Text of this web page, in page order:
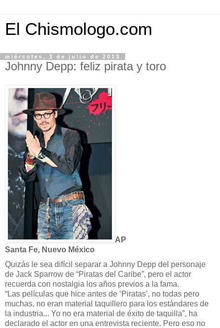
El Chismologo.com
miércoles, 3 de julio de 2013
Johnny Depp: feliz pirata y toro
AP
Santa Fe, Nuevo México
Quizás le sea difícil separar a Johnny Depp del personaje
de Jack Sparrow de “Piratas del Caribe”, pero el actor
recuerda con nostalgia los años previos a la fama.
“Las películas que hice antes de ‘Piratas’, no todas pero
muchas, no eran material taquillero para los estándares de
la industria... Yo no era material de éxito de taquilla”, ha
declarado el actor en una entrevista reciente. Pero eso no